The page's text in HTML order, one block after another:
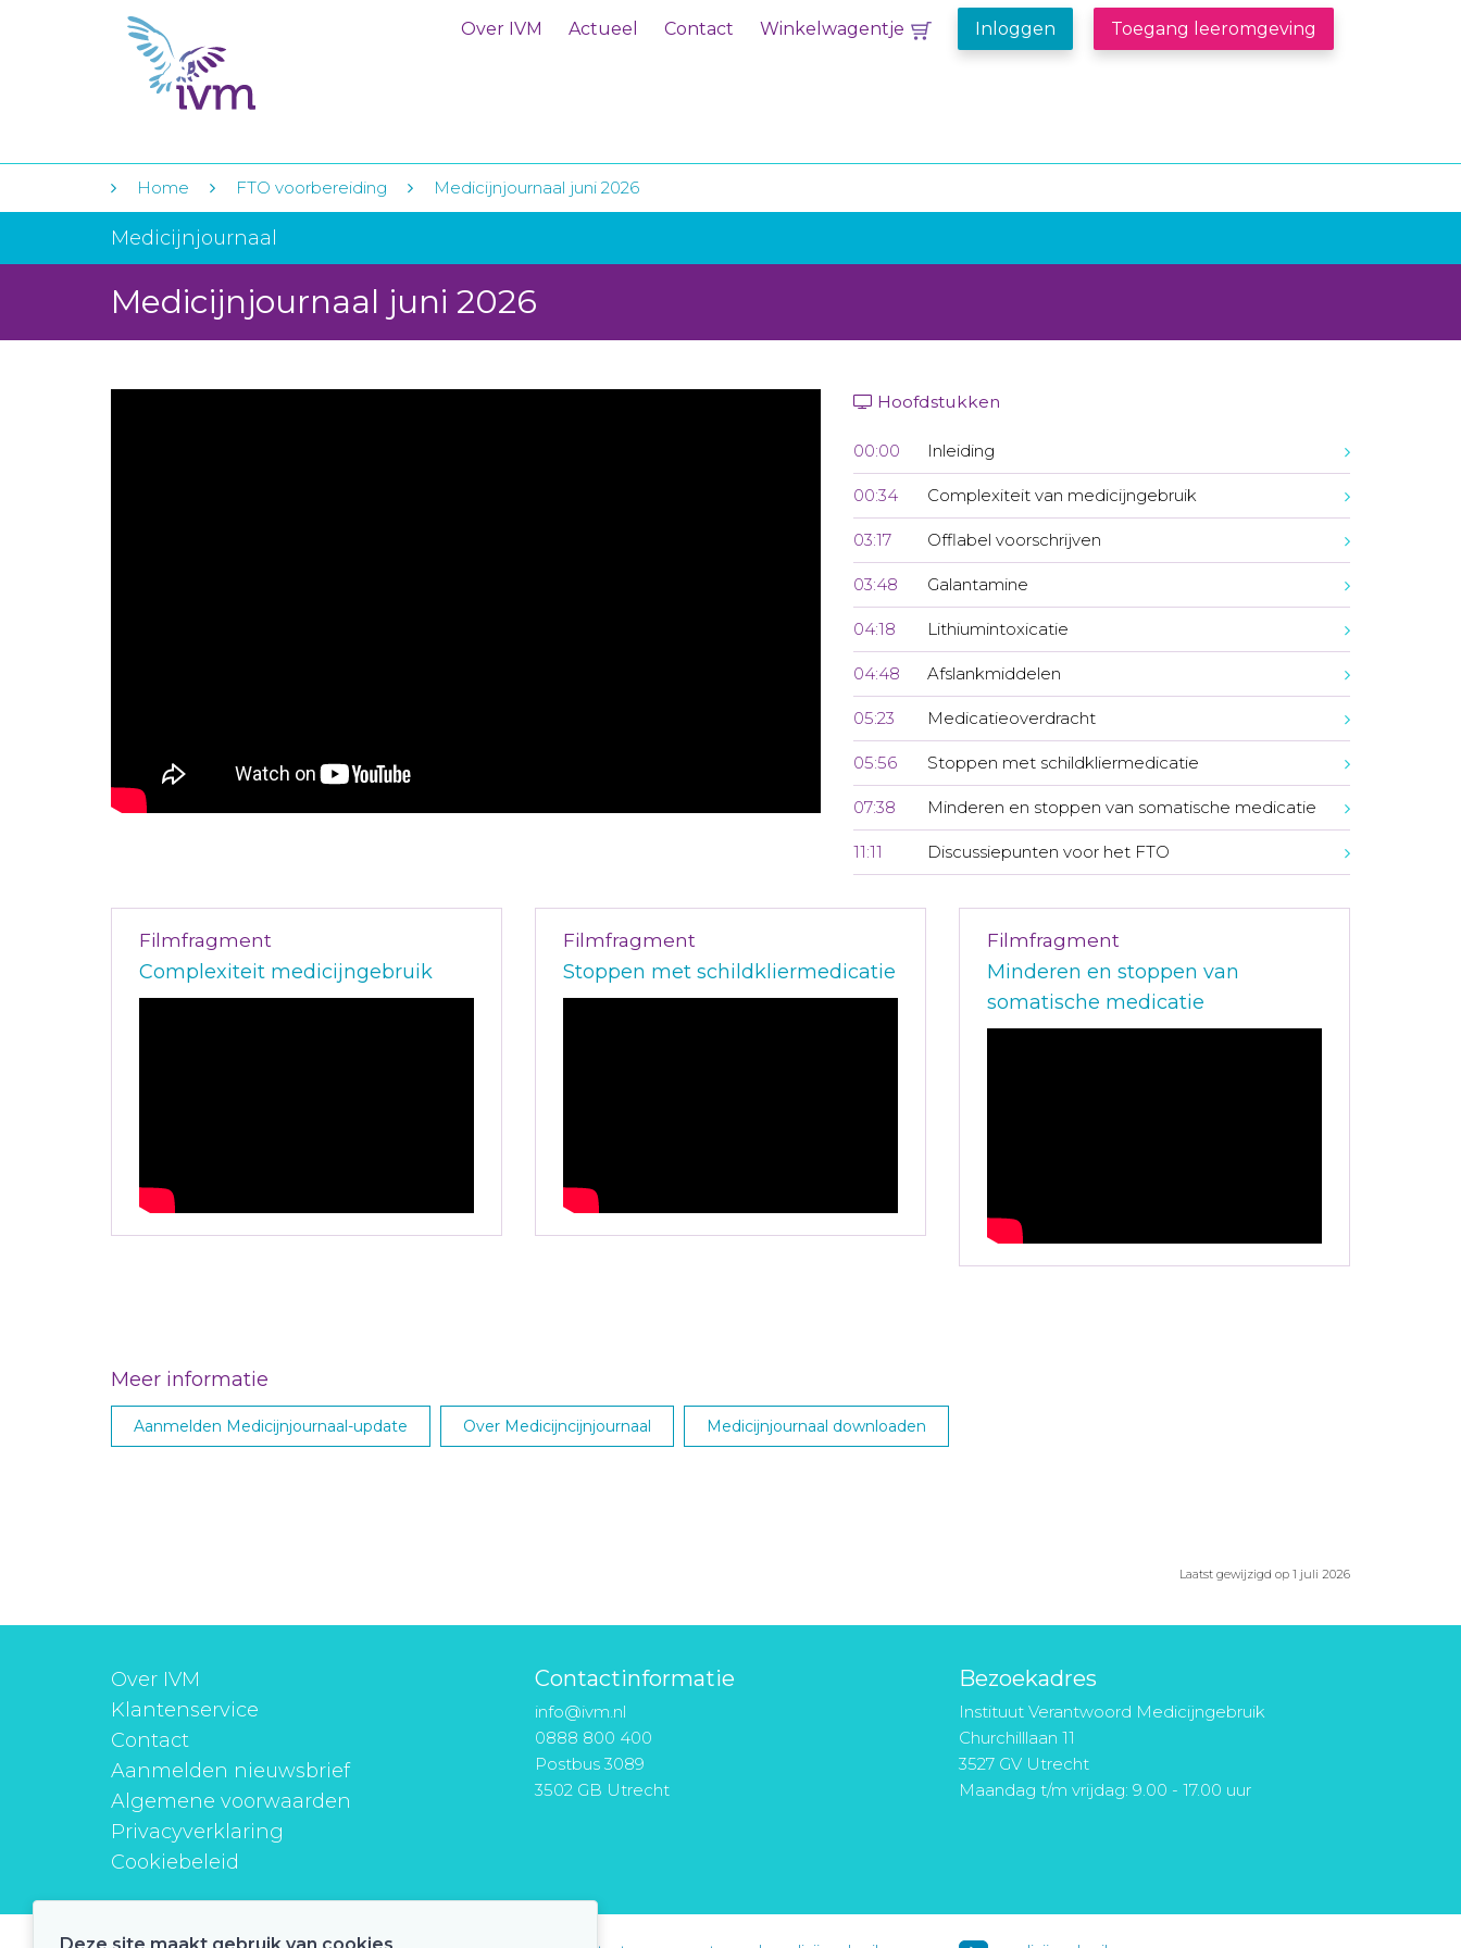
Over IVM Actueel Contact Winkelwagentje Inloggen Toegang leeromgeving
Home FTO voorbereiding Medicijnjournaal juni 2026
Medicijnjournaal
Medicijnjournaal juni 2026
Hoofdstukken
00:00 Inleiding
00:34 Complexiteit van medicijngebruik
03:17 Offlabel voorschrijven
03:48 Galantamine
04:18 Lithiumintoxicatie
04:48 Afslankmiddelen
05:23 Medicatieoverdracht
05:56 Stoppen met schildkliermedicatie
07:38 Minderen en stoppen van somatische medicatie
11:11 Discussiepunten voor het FTO
Filmfragment
Complexiteit medicijngebruik
Filmfragment
Stoppen met schildkliermedicatie
Filmfragment
Minderen en stoppen van
somatische medicatie
Meer informatie
Aanmelden Medicijnjournaal-update Over Medicijncijnjournaal Medicijnjournaal downloaden
Laatst gewijzigd op 1 juli 2026
Over IVM
Klantenservice
Contact
Aanmelden nieuwsbrief
Algemene voorwaarden
Privacyverklaring
Cookiebeleid
Contactinformatie
info@ivm.nl
0888 800 400
Postbus 3089
3502 GB Utrecht
Bezoekadres
Instituut Verantwoord Medicijngebruik
Churchilllaan 11
3527 GV Utrecht
Maandag t/m vrijdag: 9.00 - 17.00 uur